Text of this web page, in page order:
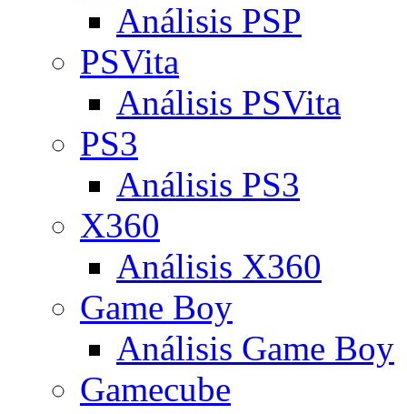
Análisis PSP
PSVita
Análisis PSVita
PS3
Análisis PS3
X360
Análisis X360
Game Boy
Análisis Game Boy
Gamecube